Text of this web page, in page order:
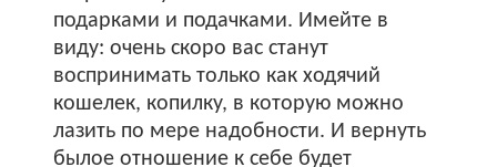
подарками и подачками. Имейте в
виду: очень скоро вас станут
воспринимать только как ходячий
кошелек, копилку, в которую можно
лазить по мере надобности. И вернуть
былое отношение к себе будет